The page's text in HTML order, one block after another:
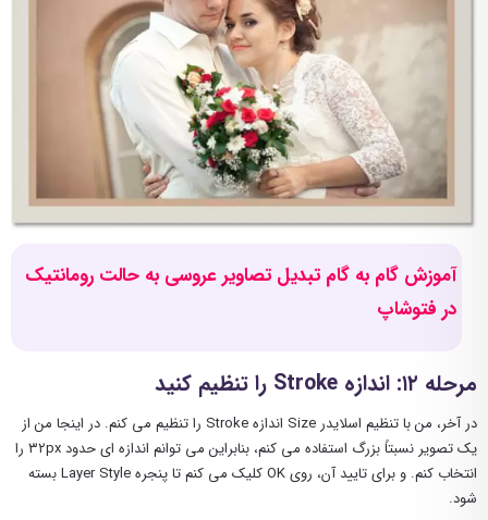
آموزش گام به گام تبدیل تصاویر عروسی به حالت رومانتیک
در فتوشاپ
مرحله ۱۲: اندازه Stroke را تنظیم کنید
در آخر، من با تنظیم اسلایدر Size اندازه Stroke را تنظیم می کنم. در اینجا من از
یک تصویر نسبتاً بزرگ استفاده می کنم، بنابراین می توانم اندازه ای حدود ۳۲px را
انتخاب کنم. و برای تایید آن، روی OK کلیک می کنم تا پنجره Layer Style بسته
شود.